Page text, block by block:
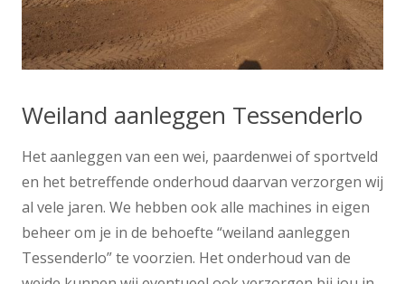
Weiland aanleggen Tessenderlo
Het aanleggen van een wei, paardenwei of sportveld
en het betreffende onderhoud daarvan verzorgen wij
al vele jaren. We hebben ook alle machines in eigen
beheer om je in de behoefte “weiland aanleggen
Tessenderlo” te voorzien. Het onderhoud van de